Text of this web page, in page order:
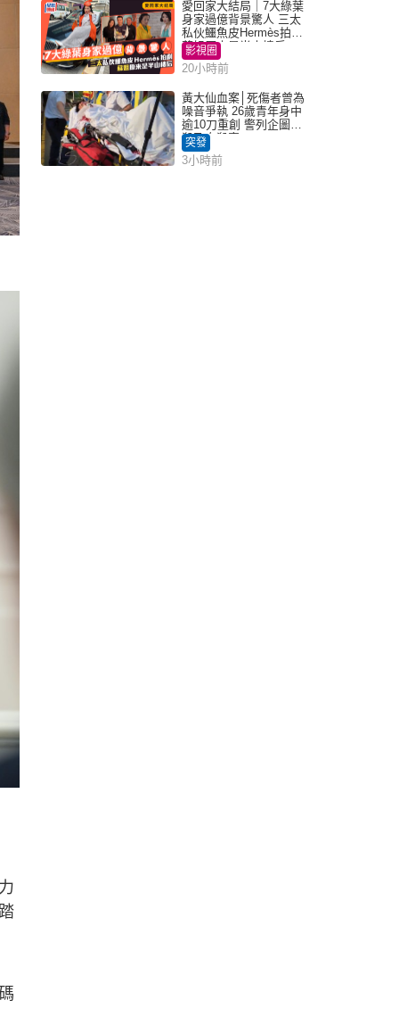
愛回家大結局｜7大綠葉
身家過億背景驚人 三太
私伙鱷魚皮Hermès拍劇
蘇姐原來是半山樓后
影視圈
20小時前
黃大仙血案│死傷者曾為
噪音爭執 26歲青年身中
逾10刀重創 警列企圖謀
殺及自殺案
突發
3小時前